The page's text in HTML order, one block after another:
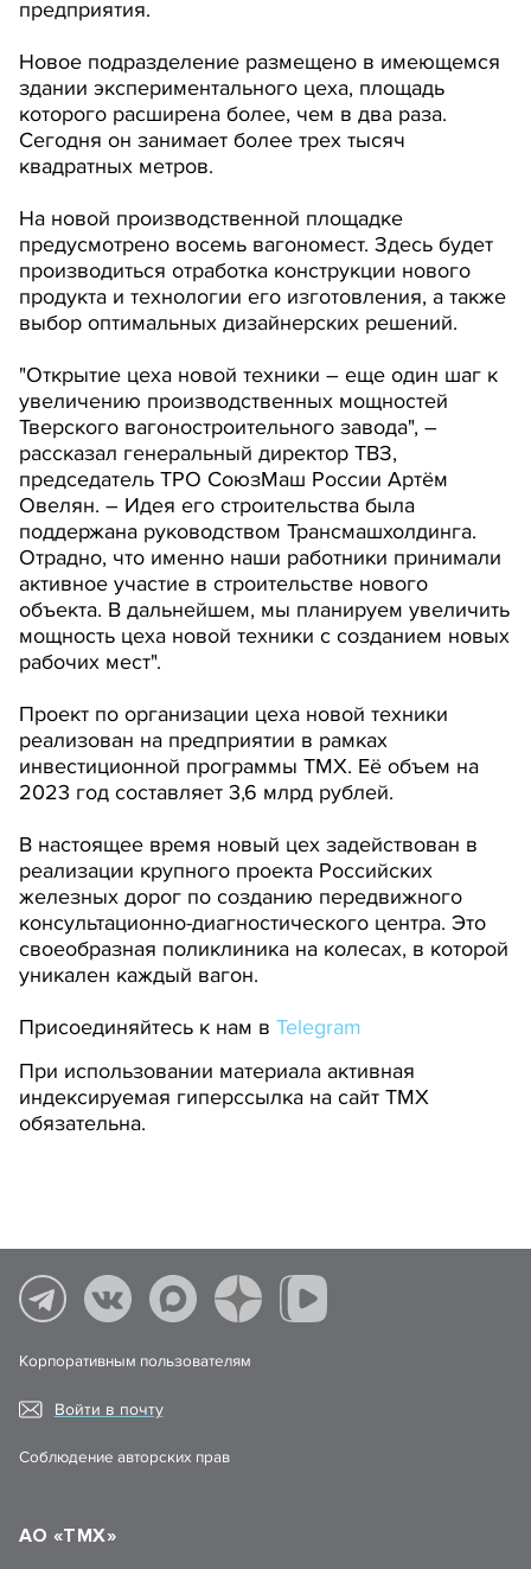
предприятия.
Новое подразделение размещено в имеющемся
здании экспериментального цеха, площадь
которого расширена более, чем в два раза.
Сегодня он занимает более трех тысяч
квадратных метров.
На новой производственной площадке
предусмотрено восемь вагономест. Здесь будет
производиться отработка конструкции нового
продукта и технологии его изготовления, а также
выбор оптимальных дизайнерских решений.
"Открытие цеха новой техники – еще один шаг к
увеличению производственных мощностей
Тверского вагоностроительного завода", –
рассказал генеральный директор ТВЗ,
председатель ТРО СоюзМаш России Артём
Овелян. – Идея его строительства была
поддержана руководством Трансмашхолдинга.
Отрадно, что именно наши работники принимали
активное участие в строительстве нового
объекта. В дальнейшем, мы планируем увеличить
мощность цеха новой техники с созданием новых
рабочих мест".
Проект по организации цеха новой техники
реализован на предприятии в рамках
инвестиционной программы ТМХ. Её объем на
2023 год составляет 3,6 млрд рублей.
В настоящее время новый цех задействован в
реализации крупного проекта Российских
железных дорог по созданию передвижного
консультационно-диагностического центра. Это
своеобразная поликлиника на колесах, в которой
уникален каждый вагон.
Присоединяйтесь к нам в Telegram
При использовании материала активная
индексируемая гиперссылка на сайт ТМХ
обязательна.
Корпоративным пользователям
Войти в почту
Соблюдение авторских прав
АО «ТМХ»